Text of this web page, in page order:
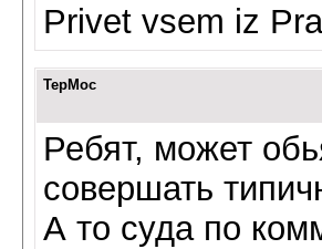
Privet vsem iz
TepMoc
Ребят, может
совершать
А то суда по